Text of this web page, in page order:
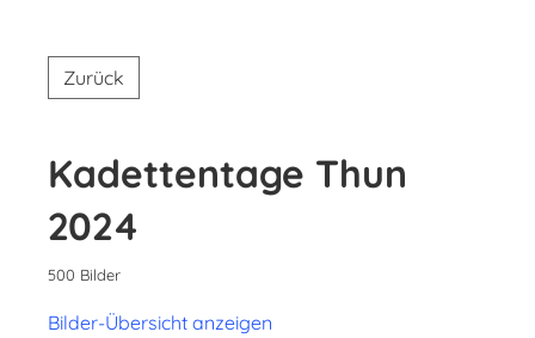
Zurück
Kadettentage Thun
2024
500 Bilder
Bilder-Übersicht anzeigen